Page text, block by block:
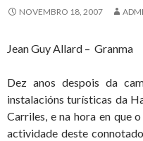
NOVEMBRO 18, 2007
Jean Guy Allard – Granma
Dez anos despois da
instalacións turísticas da
Carriles, e na hora en que
actividade deste